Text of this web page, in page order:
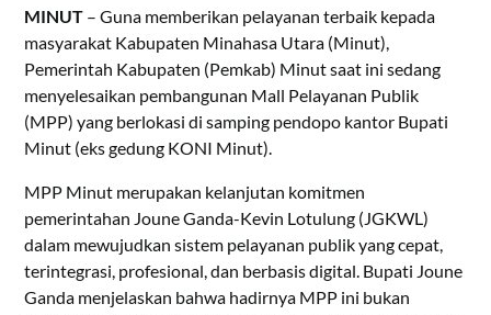
MINUT – Guna memberikan pelayanan terbaik kepada
masyarakat Kabupaten Minahasa Utara (Minut),
Pemerintah Kabupaten (Pemkab) Minut saat ini sedang
menyelesaikan pembangunan Mall Pelayanan Publik
(MPP) yang berlokasi di samping pendopo kantor Bupati
Minut (eks gedung KONI Minut).
MPP Minut merupakan kelanjutan komitmen
pemerintahan Joune Ganda-Kevin Lotulung (JGKWL)
dalam mewujudkan sistem pelayanan publik yang cepat,
terintegrasi, profesional, dan berbasis digital. Bupati Joune
Ganda menjelaskan bahwa hadirnya MPP ini bukan